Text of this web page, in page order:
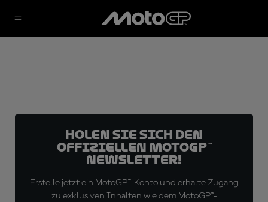
Holen Sie sich den
offiziellen MotoGP™
Newsletter!
Erstelle jetzt ein MotoGP™-Konto und erhalte Zugang
zu exklusiven Inhalten wie dem MotoGP™-